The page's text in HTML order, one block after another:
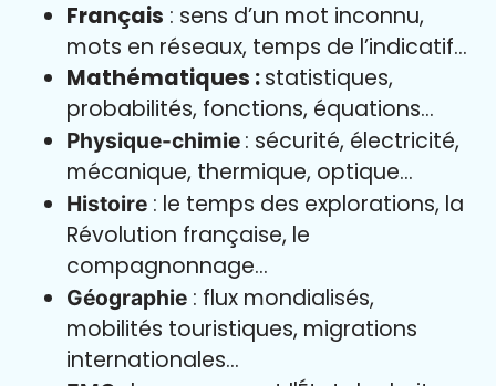
Français : sens d’un mot inconnu,
mots en réseaux, temps de l’indicatif…
Mathématiques :statistiques,
probabilités, fonctions, équations…
Physique-chimie : sécurité, électricité,
mécanique, thermique, optique…
Histoire : le temps des explorations, la
Révolution française, le
compagnonnage…
Géographie : flux mondialisés,
mobilités touristiques, migrations
internationales…